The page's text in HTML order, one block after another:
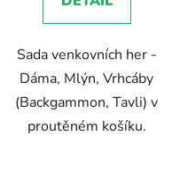
Sada venkovních her -
Dáma, Mlýn, Vrhcáby
(Backgammon, Tavli) v
proutěném košíku.